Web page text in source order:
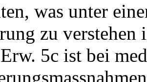
was unter
zu
5c ist bei